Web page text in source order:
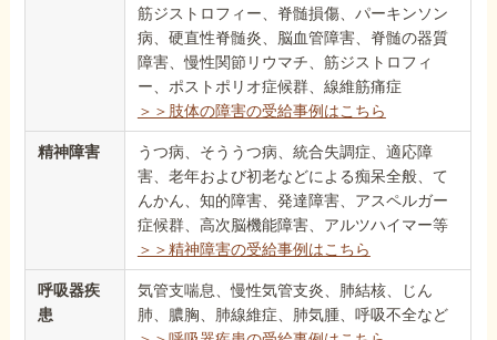
筋ジストロフィー、脊髄損傷、パーキンソン
病、硬直性脊髄炎、脳血管障害、脊髄の器質
障害、慢性関節リウマチ、筋ジストロフィ
ー、ポストポリオ症候群、線維筋痛症
＞＞肢体の障害の受給事例はこちら
精神障害
うつ病、そううつ病、統合失調症、適応障
害、老年および初老などによる痴呆全般、て
んかん、知的障害、発達障害、アスペルガー
症候群、高次脳機能障害、アルツハイマー等
＞＞精神障害の受給事例はこちら
呼吸器疾
患
気管支喘息、慢性気管支炎、肺結核、じん
肺、膿胸、肺線維症、肺気腫、呼吸不全など